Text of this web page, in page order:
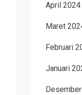
April 2024
Maret
Februari
Januari